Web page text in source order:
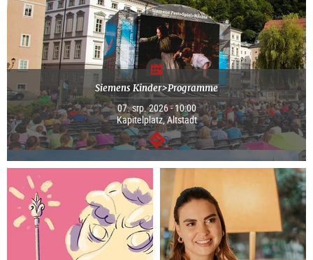
Siemens Kinder>Programme
07. srp. 2026 - 10:00
Kapitelplatz, Altstadt
continue